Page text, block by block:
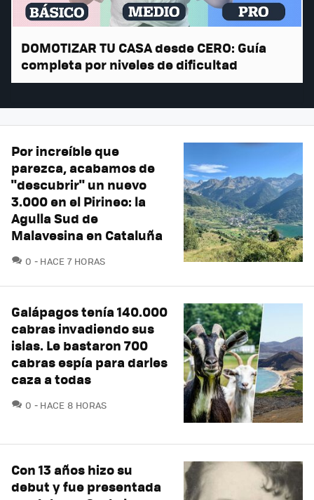
DOMOTIZAR TU CASA desde CERO: Guía
completa por niveles de dificultad
Por increíble que
parezca, acabamos de
"descubrir" un nuevo
3.000 en el Pirineo: la
Agulla Sud de
Malavesina en Cataluña
0 COMENTARIOS
HACE 7 HORAS
Galápagos tenía 140.000
cabras invadiendo sus
islas. Le bastaron 700
cabras espía para darles
caza a todas
0 COMENTARIOS
HACE 8 HORAS
Con 13 años hizo su
debut y fue presentada